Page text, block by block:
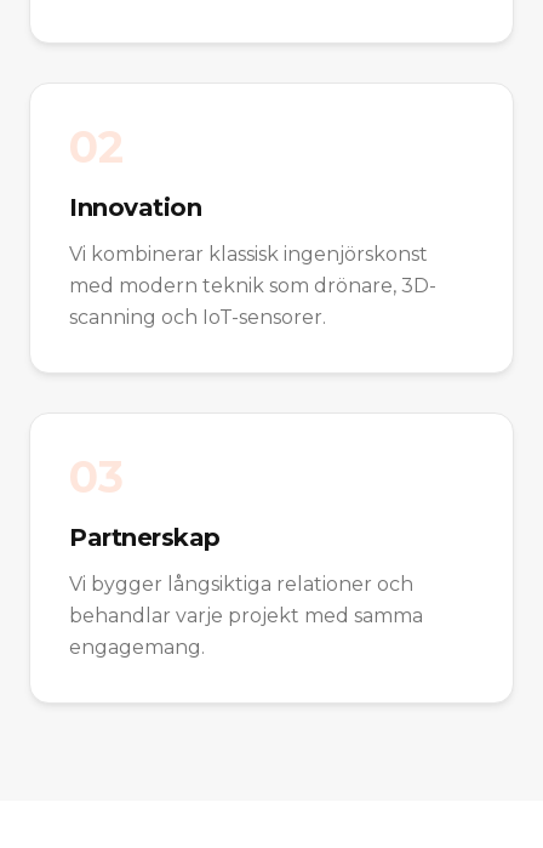
02
Innovation
Vi kombinerar klassisk ingenjörskonst
med modern teknik som drönare, 3D-
scanning och IoT-sensorer.
03
Partnerskap
Vi bygger långsiktiga relationer och
behandlar varje projekt med samma
engagemang.